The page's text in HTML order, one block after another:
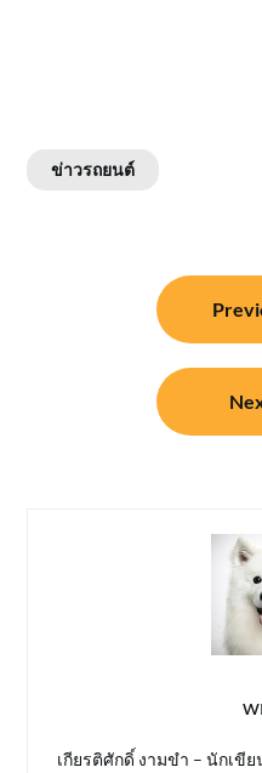
ข่าวรถยนต์
เกียรติศักดิ์ งามขำ – นักเขี